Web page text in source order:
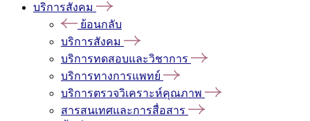
บริการสังคม
ย้อนกลับ
บริการสังคม
บริการทดสอบและวิชาการ
บริการทางการแพทย์
บริการตรวจวิเคราะห์คุณภาพ
สารสนเทศและการสื่อสาร